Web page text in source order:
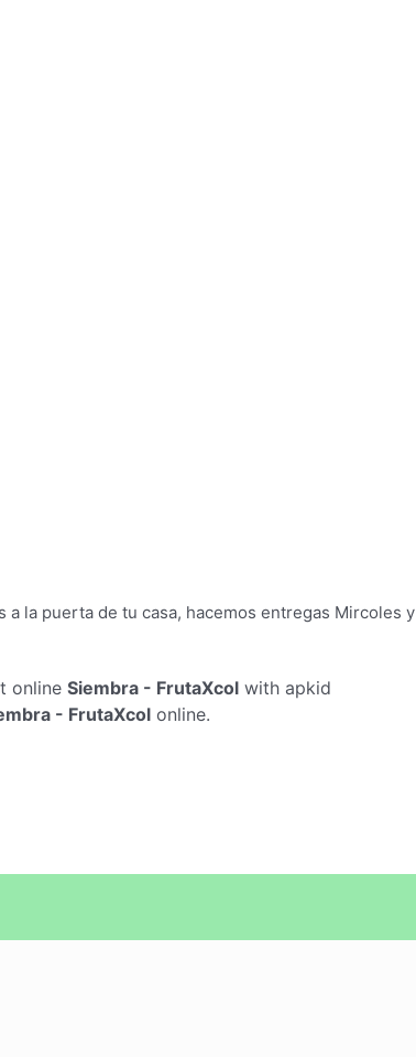
la puerta de tu casa, hacemos entregas Mircoles y
online Siembra - FrutaXcol with apkid
- FrutaXcol online.